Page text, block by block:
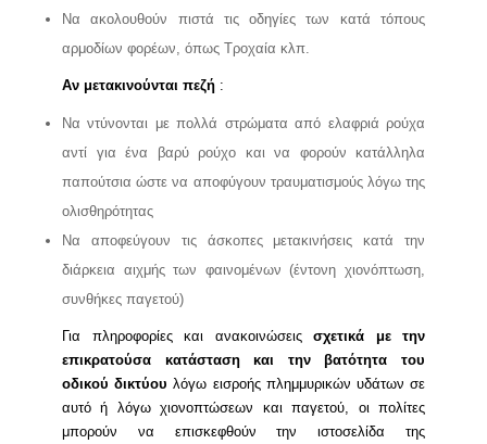
Να ακολουθούν πιστά τις οδηγίες των κατά τόπους
αρμοδίων φορέων, όπως Τροχαία κλπ.
Αν μετακινούνται πεζή :
Να ντύνονται με πολλά στρώματα από ελαφριά ρούχα
αντί για ένα βαρύ ρούχο και να φορούν κατάλληλα
παπούτσια ώστε να αποφύγουν τραυματισμούς λόγω της
ολισθηρότητας
Να αποφεύγουν τις άσκοπες μετακινήσεις κατά την
διάρκεια αιχμής των φαινομένων (έντονη χιονόπτωση,
συνθήκες παγετού)
Για πληροφορίες και ανακοινώσεις σχετικά με την
επικρατούσα κατάσταση και την βατότητα του
οδικού δικτύου λόγω εισροής πλημμυρικών υδάτων σε
αυτό ή λόγω χιονοπτώσεων και παγετού, οι πολίτες
μπορούν να επισκεφθούν την ιστοσελίδα της